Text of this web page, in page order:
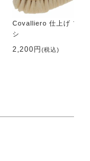
Covalliero 仕上げ ブラ
シ
2,200円(税込)